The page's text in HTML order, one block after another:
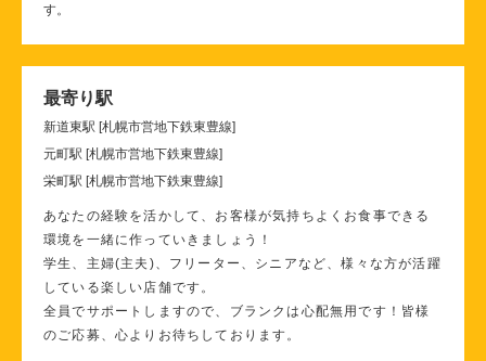
す。
最寄り駅
新道東駅 [札幌市営地下鉄東豊線]
元町駅 [札幌市営地下鉄東豊線]
栄町駅 [札幌市営地下鉄東豊線]
あなたの経験を活かして、お客様が気持ちよくお食事できる
環境を一緒に作っていきましょう！
学生、主婦(主夫)、フリーター、シニアなど、様々な方が活躍
している楽しい店舗です。
全員でサポートしますので、ブランクは心配無用です！皆様
のご応募、心よりお待ちしております。